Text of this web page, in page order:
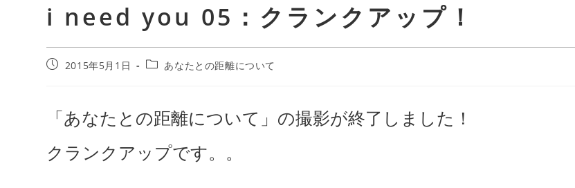
i need you 05：クランクアップ！
2015年5月1日 あなたとの距離について
「あなたとの距離について」の撮影が終了しました！
クランクアップです。。